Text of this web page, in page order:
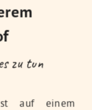
zu tun
auf einem